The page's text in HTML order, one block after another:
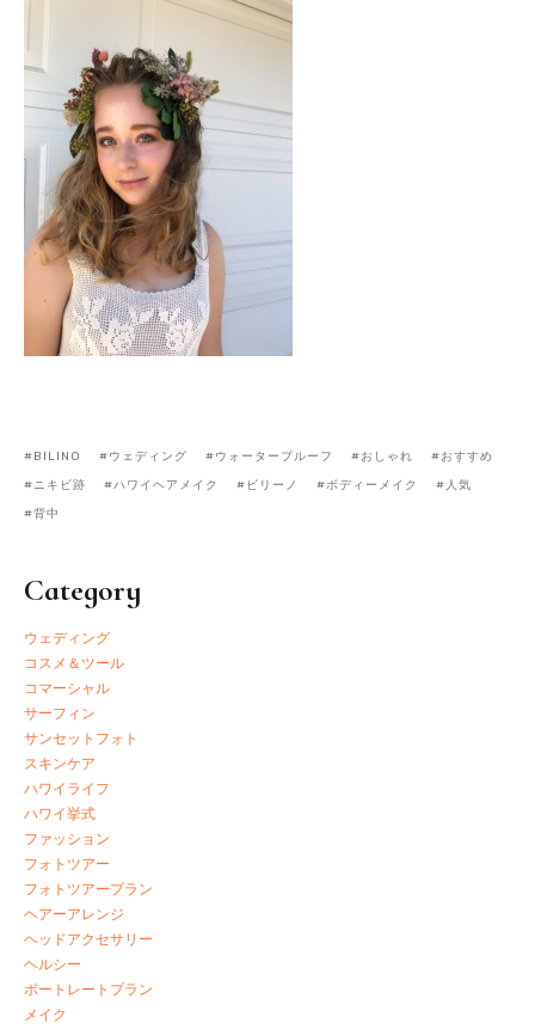
BILINO ウェディング ウォータープルーフ おしゃれ
おすすめ
ニキビ跡
ハワイヘアメイク ビリーノ ボディーメイク
人気
背中
Category
ウェディング
コスメ＆ツール
コマーシャル
サーフィン
サンセットフォト
スキンケア
ハワイライフ
ハワイ挙式
ファッション
フォトツアー
フォトツアープラン
ヘアーアレンジ
ヘッドアクセサリー
ヘルシー
ポートレートプラン
メイク